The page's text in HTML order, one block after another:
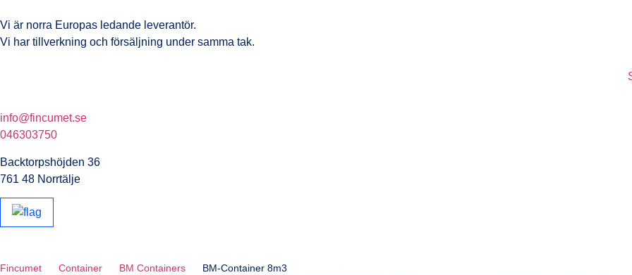
Vi är norra Europas ledande leverantör.
Vi har tillverkning och försäljning under samma tak.
info@fincumet.se
046303750
Backtorpshöjden 36
761 48 Norrtälje
Fincumet Container BM Containers BM-Container 8m3